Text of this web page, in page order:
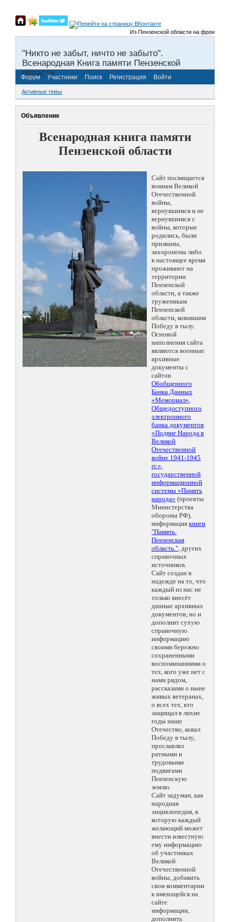
Из Пензенской области на фронты
"Никто не забыт, ничто не забыто".
Всенародная Книга памяти Пензенской
области.
Форум Участники Поиск Регистрация Войти
Активные темы
Объявление
Всенародная книга памяти
Пензенской области
Сайт посвящается
воинам Великой
Отечественной
войны,
вернувшимся и не
вернувшимся с
войны, которые
родились, были
призваны,
захоронены либо
в настоящее время
проживают на
территории
Пензенской
области, а также
труженикам
Пензенской
области, ковавшим
Победу в тылу.
Основой
наполнения сайта
являются военные
архивные
документы с
сайтов
Обобщенного
Банка Данных
«Мемориал»,
Общедоступного
электронного
банка документов
«Подвиг Народа в
Великой
Отечественной
войне 1941-1945
гг.»,
государственной
информационной
системы «Память
народа» (проекты
Министерства
обороны РФ),
информация книги
"Память.
Пензенская
область.", других
справочных
источников.
Сайт создан в
надежде на то, что
каждый из нас не
только внесёт
данные архивных
документов, но и
дополнит сухую
справочную
информацию
своими бережно
сохраненными
воспоминаниями о
тех, кого уже нет с
нами рядом,
рассказами о ныне
живых ветеранах,
о всех тех, кто
защищал в лихие
годы наше
Отечество, ковал
Победу в тылу,
прославлял
ратными и
трудовыми
подвигами
Пензенскую
землю.
Сайт задуман, как
народная
энциклопедия, в
которую каждый
желающий может
внести известную
ему информацию
об участниках
Великой
Отечественной
войны, добавить
свои комментарии
к имеющейся на
сайте
информации,
дополнить